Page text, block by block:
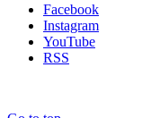
Facebook
Instagram
YouTube
RSS